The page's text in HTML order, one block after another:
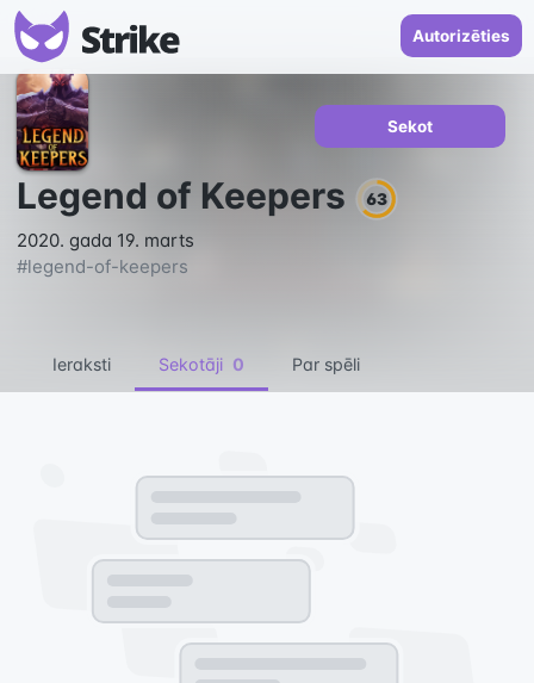
Autorizēties
Legend of Keepers 63
2020. gada 19. marts
#legend-of-keepers
Sekot
Ieraksti Sekotāji 0 Par spēli